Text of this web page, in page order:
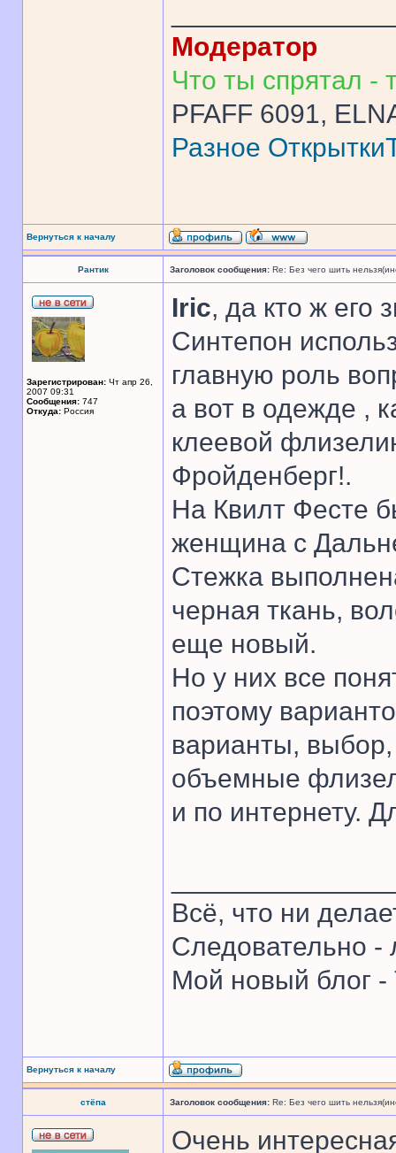
Модератор
Что ты спрятал -
PFAFF 6091,
Разное Открытки
Вернуться к началу
Рантик Заголовок сообщения: Re: Без чего шить
Зарегистрирован: Чт апр 26,
2007 09:31
Сообщения: 747
Откуда: Россия
Iric, да кто ж его
Синтепон
главную роль
а вот в одежде ,
клеевой
Фройденберг!.
На Квилт Фесте
женщина с
Стежка
черная ткань,
еще новый.
Но у них все
поэтому
варианты,
объемные
и по интернету.
Всё, что ни
Следовательно -
Мой новый блог -
Вернуться к началу
стёпа Заголовок сообщения: Re: Без чего шить
Очень